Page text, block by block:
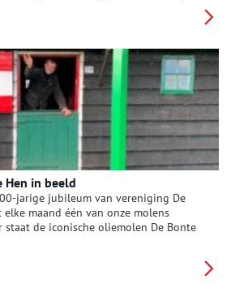
Zaanse Tijd. Deze en heel veel
Bezoekers
verhalenbundel, met daarin
over een museumstuk te schrijven.
mooi literatuur hand in hand gaat met
liggen in museumcollecties.
Hen in beeld
jarige jubileum van vereniging De
maand één van onze molens
staat de iconische oliemolen De Bonte
Molen wordt gevierd, ook De Bonte